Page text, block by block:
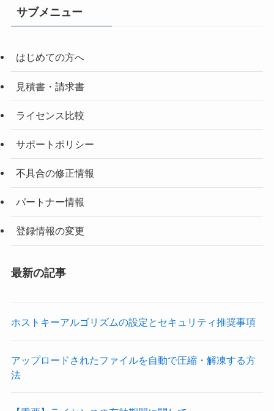
サブメニュー
はじめての方へ
見積書・請求書
ライセンス比較
サポートポリシー
不具合の修正情報
パートナー情報
登録情報の変更
最新の記事
ホストキーアルゴリズムの設定とセキュリティ推奨事項
アップロードされたファイルを自動で圧縮・解凍する方
法